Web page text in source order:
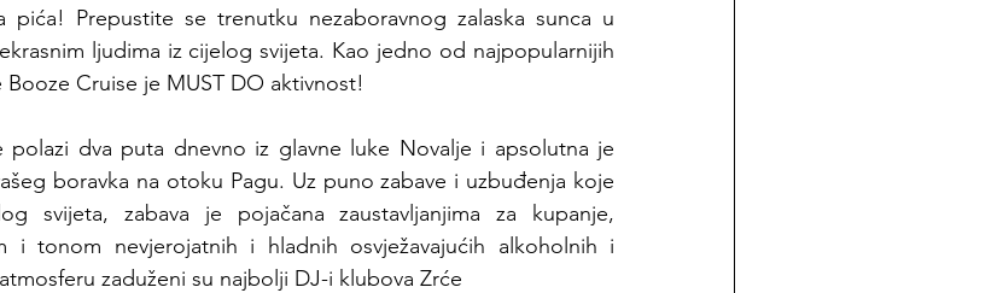
pića! Prepustite se trenutku nezaboravnog zalaska sunca u
ljudima iz cijelog svijeta. Kao jedno od najpopularnijih
Cruise je MUST DO aktivnost!
polazi dva puta dnevno iz glavne luke Novalje i apsolutna je
boravka na otoku Pagu. Uz puno zabave i uzbuđenja koje
svijeta, zabava je pojačana zaustavljanjima za kupanje,
i tonom nevjerojatnih i hladnih osvježavajućih alkoholnih i
zaduženi su najbolji DJ-i klubova Zrće